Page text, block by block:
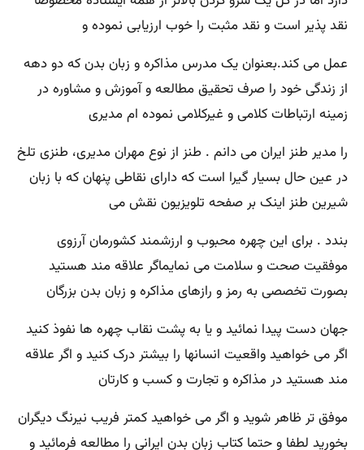
نقد پذیر است و نقد مثبت را خوب ارزیابی نموده و
عمل می کند.بعنوان یک مدرس مذاکره و زبان بدن که دو دهه
از زندگی خود را صرف تحقیق مطالعه و آموزش و مشاوره در
زمینه ارتباطات کلامی و غیرکلامی نموده ام مدیری
را مدیر طنز ایران می دانم . طنز از نوع مهران مدیری، طنزی تلخ
در عین حال بسیار گیرا است که دارای نقاطی پنهان که با زبان
شیرین طنز اینک بر صفحه تلویزیون نقش می
بندد . برای این چهره محبوب و ارزشمند کشورمان آرزوی
موفقیت صحت و سلامت می نمایماگر علاقه مند هستید
بصورت تخصصی به رمز و رازهای مذاکره و زبان بدن بزرگان
جهان دست پیدا نمائید و یا به پشت نقاب چهره ها نفوذ کنید
اگر می خواهید واقعیت انسانها را بیشتر درک کنید و اگر علاقه
مند هستید در مذاکره و تجارت و کسب و کارتان
موفق تر ظاهر شوید و اگر می خواهید کمتر فریب نیرنگ دیگران
بخورید لطفا و حتما کتاب زبان بدن ایرانی را مطالعه فرمائید و